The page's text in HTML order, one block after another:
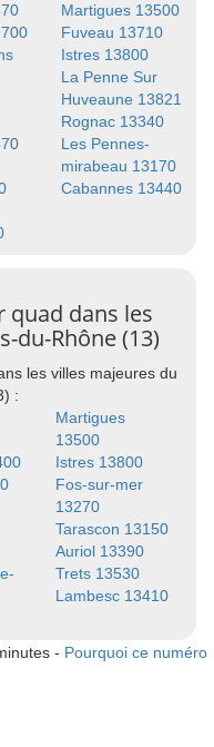
Martigues 13500
Fuveau 13710
Istres 13800
La Penne Sur
Huveaune 13821
Rognac 13340
Les Pennes-
mirabeau 13170
Cabannes 13440
quad dans les
du-Rhône (13)
les villes majeures du
:
Martigues
13500
Istres 13800
Fos-sur-mer
13270
Tarascon 13150
Auriol 13390
Trets 13530
Lambesc 13410
- Pourquoi ce numéro